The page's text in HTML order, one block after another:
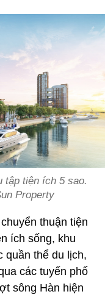
tập tiện ích 5 sao.
Property
thuận tiện
ích sống, khu
quần thể du lịch,
các tuyến phố
sông Hàn hiện